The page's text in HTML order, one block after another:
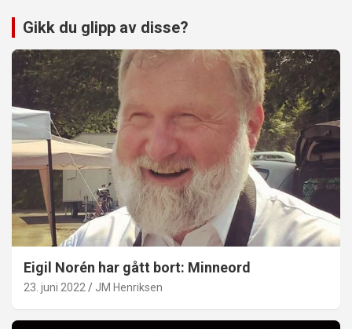
Gikk du glipp av disse?
Eigil Norén har gått bort: Minneord
23. juni 2022 JM Henriksen